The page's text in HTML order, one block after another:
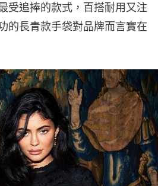
受追捧的款式，百搭耐用又注
的長青款手袋對品牌而言實在